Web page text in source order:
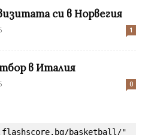
си в Норвегия
1
в Италия
0
basketball/"